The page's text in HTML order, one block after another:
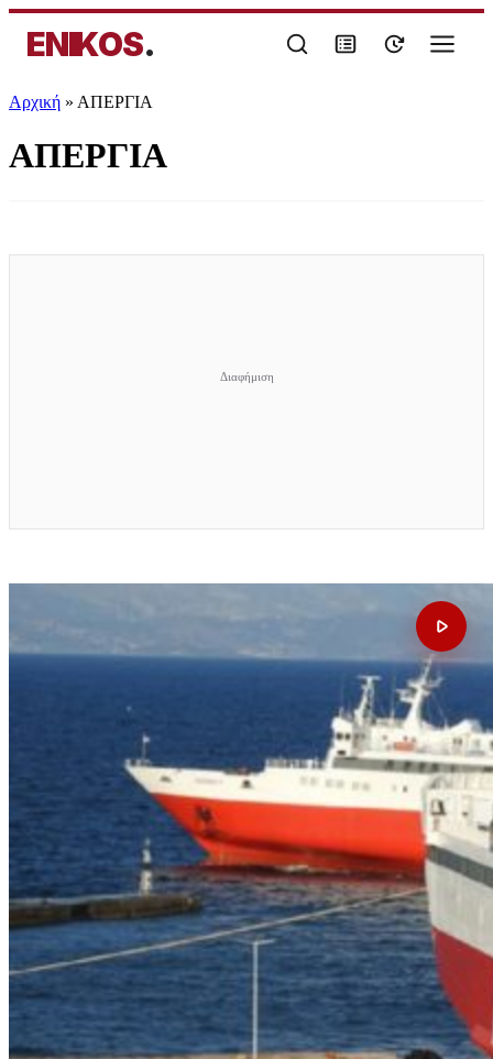
ENIKOS.
Αρχική » ΑΠΕΡΓΙΑ
ΑΠΕΡΓΙΑ